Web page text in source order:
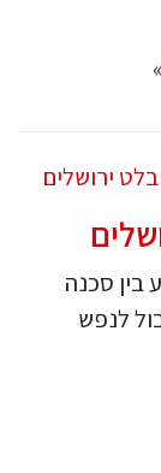
»
בין סכנה
לנפש